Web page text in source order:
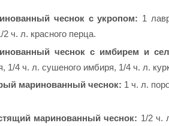
чеснок с укропом: 1
2 ч. л. красного перца.
чеснок с имбирем и
1/4 ч. л. сушеного имбиря, 1/4 ч. л.
маринованный чеснок: 1 ч. л.
маринованный чеснок: 1/2 ч.